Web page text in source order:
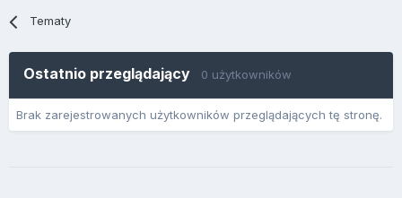
Tematy
Ostatnio przeglądający 0 użytkowników
Brak zarejestrowanych użytkowników przeglądających tę stronę.